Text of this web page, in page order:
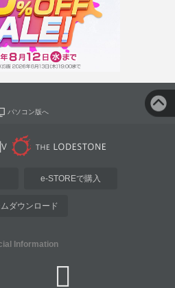
パソコン版へ
e-STOREで購入
ダウンロード
Information